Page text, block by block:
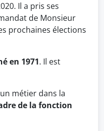
Il a pris ses
de Monsieur
prochaines élections
en 1971. Il est
un métier dans la
de la fonction